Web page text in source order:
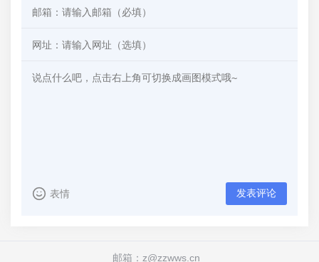
表情 发表评论
邮箱：z@zzwws.cn